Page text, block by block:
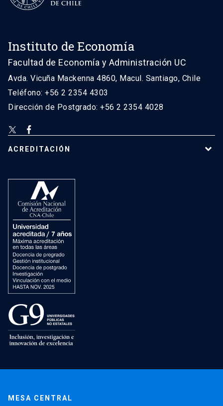
Instituto de Economía
Facultad de Economía y Administración UC
Avda. Vicuña Mackenna 4860, Macul. Santiago, Chile
Teléfono: +56 2 2354 4303
Dirección de Postgrado: +56 2 2354 4028
ACREDITACIÓN
MESA CENTRAL